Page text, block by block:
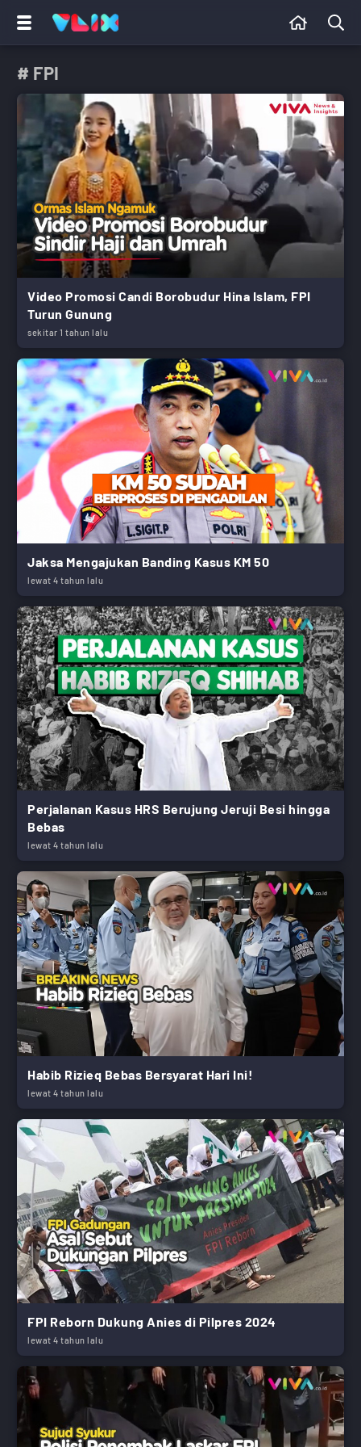
# FPI
Video Promosi Candi Borobudur Hina Islam, FPI
Turun Gunung
sekitar 1 tahun lalu
Jaksa Mengajukan Banding Kasus KM 50
lewat 4 tahun lalu
Perjalanan Kasus HRS Berujung Jeruji Besi hingga
Bebas
lewat 4 tahun lalu
Habib Rizieq Bebas Bersyarat Hari Ini!
lewat 4 tahun lalu
FPI Reborn Dukung Anies di Pilpres 2024
lewat 4 tahun lalu